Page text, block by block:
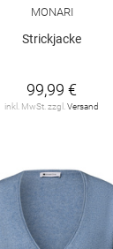
MONARI
Strickjacke
99,99 €
inkl. MwSt. zzgl.Versand